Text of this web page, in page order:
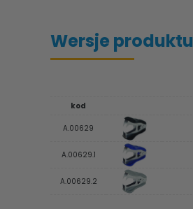
Wersje produktu
kod
A.00629
A.00629.1
A.00629.2